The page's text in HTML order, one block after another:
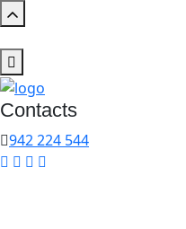
Contacts
942 224 544